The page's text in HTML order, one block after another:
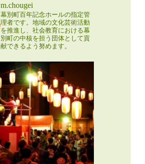
m.chougei
幕別町百年記念ホールの指定管
理者です。地域の文化芸術活動
を推進し、社会教育における幕
別町の中核を担う団体として貢
献できるよう努めます。